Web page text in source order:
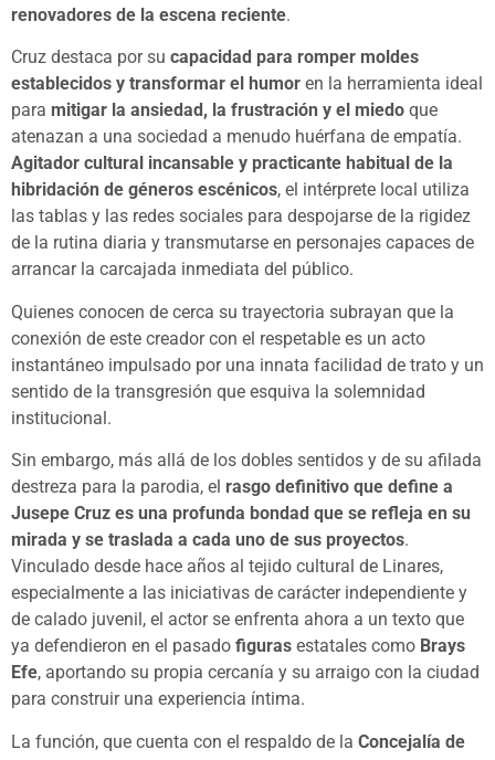
renovadores de la escena reciente.
Cruz destaca por su capacidad para romper moldes
establecidos y transformar el humor en la herramienta ideal
para mitigar la ansiedad, la frustración y el miedo que
atenazan a una sociedad a menudo huérfana de empatía.
Agitador cultural incansable y practicante habitual de la
hibridación de géneros escénicos, el intérprete local utiliza
las tablas y las redes sociales para despojarse de la rigidez
de la rutina diaria y transmutarse en personajes capaces de
arrancar la carcajada inmediata del público.
Quienes conocen de cerca su trayectoria subrayan que la
conexión de este creador con el respetable es un acto
instantáneo impulsado por una innata facilidad de trato y un
sentido de la transgresión que esquiva la solemnidad
institucional.
Sin embargo, más allá de los dobles sentidos y de su afilada
destreza para la parodia, el rasgo definitivo que define a
Jusepe Cruz es una profunda bondad que se refleja en su
mirada y se traslada a cada uno de sus proyectos.
Vinculado desde hace años al tejido cultural de Linares,
especialmente a las iniciativas de carácter independiente y
de calado juvenil, el actor se enfrenta ahora a un texto que
ya defendieron en el pasado figuras estatales como Brays
Efe, aportando su propia cercanía y su arraigo con la ciudad
para construir una experiencia íntima.
La función, que cuenta con el respaldo de la Concejalía de